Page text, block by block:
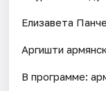
Елизавета
Аргишти
В программе: